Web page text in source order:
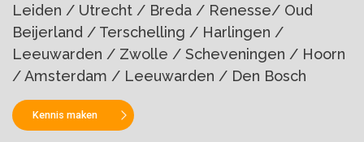
Leiden / Utrecht / Breda / Renesse/ Oud
Beijerland / Terschelling / Harlingen /
Leeuwarden / Zwolle / Scheveningen / Hoorn
/ Amsterdam / Leeuwarden / Den Bosch
Kennis maken